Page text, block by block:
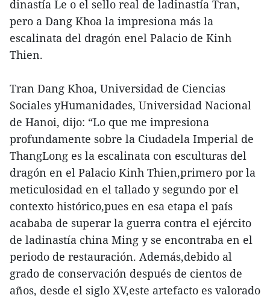
dinastía Le o el sello real de ladinastía Tran,
pero a Dang Khoa la impresiona más la
escalinata del dragón enel Palacio de Kinh
Thien.
Tran Dang Khoa, Universidad de Ciencias
Sociales yHumanidades, Universidad Nacional
de Hanoi, dijo: “Lo que me impresiona
profundamente sobre la Ciudadela Imperial de
ThangLong es la escalinata con esculturas del
dragón en el Palacio Kinh Thien,primero por la
meticulosidad en el tallado y segundo por el
contexto histórico,pues en esa etapa el país
acababa de superar la guerra contra el ejército
de ladinastía china Ming y se encontraba en el
periodo de restauración. Además,debido al
grado de conservación después de cientos de
años, desde el siglo XV,este artefacto es valorado